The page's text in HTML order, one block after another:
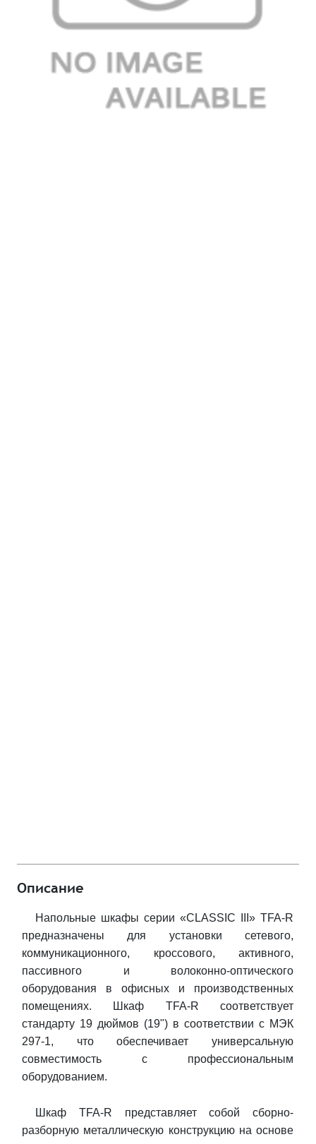
Описание
Напольные шкафы серии «CLASSIC III» TFA-R
предназначены для установки сетевого,
коммуникационного, кроссового, активного,
пассивного и волоконно-оптического
оборудования в офисных и производственных
помещениях. Шкаф TFA-R соответствует
стандарту 19 дюймов (19") в соответствии с МЭК
297-1, что обеспечивает универсальную
совместимость с профессиональным
оборудованием.
Шкаф TFA-R представляет собой сборно-
разборную металлическую конструкцию на основе